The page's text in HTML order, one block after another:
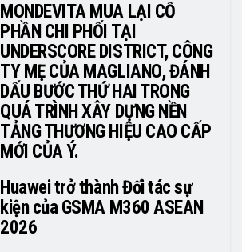
MONDEVITA MUA LẠI CỔ
PHẦN CHI PHỐI TẠI
UNDERSCORE DISTRICT, CÔNG
TY MẸ CỦA MAGLIANO, ĐÁNH
DẤU BƯỚC THỨ HAI TRONG
QUÁ TRÌNH XÂY DỰNG NỀN
TẢNG THƯƠNG HIỆU CAO CẤP
MỚI CỦA Ý.
Huawei trở thành Đối tác sự
kiện của GSMA M360 ASEAN
2026